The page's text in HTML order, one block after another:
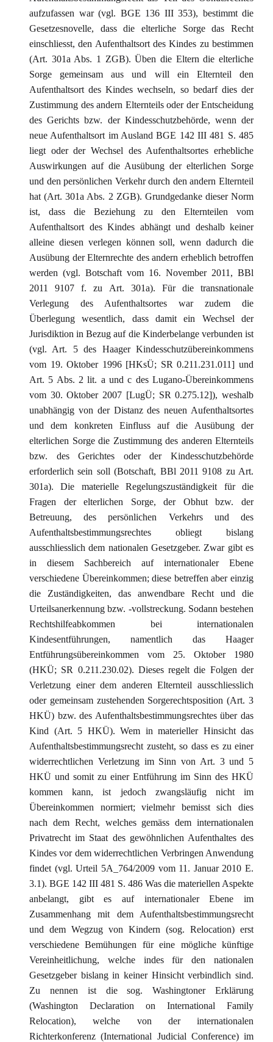
aufzufassen war (vgl. BGE 136 III 353), bestimmt die
Gesetzesnovelle, dass die elterliche Sorge das Recht
einschliesst, den Aufenthaltsort des Kindes zu bestimmen
(Art. 301a Abs. 1 ZGB). Üben die Eltern die elterliche
Sorge gemeinsam aus und will ein Elternteil den
Aufenthaltsort des Kindes wechseln, so bedarf dies der
Zustimmung des andern Elternteils oder der Entscheidung
des Gerichts bzw. der Kindesschutzbehörde, wenn der
neue Aufenthaltsort im Ausland BGE 142 III 481 S. 485
liegt oder der Wechsel des Aufenthaltsortes erhebliche
Auswirkungen auf die Ausübung der elterlichen Sorge
und den persönlichen Verkehr durch den andern Elternteil
hat (Art. 301a Abs. 2 ZGB). Grundgedanke dieser Norm
ist, dass die Beziehung zu den Elternteilen vom
Aufenthaltsort des Kindes abhängt und deshalb keiner
alleine diesen verlegen können soll, wenn dadurch die
Ausübung der Elternrechte des andern erheblich betroffen
werden (vgl. Botschaft vom 16. November 2011, BBl
2011 9107 f. zu Art. 301a). Für die transnationale
Verlegung des Aufenthaltsortes war zudem die
Überlegung wesentlich, dass damit ein Wechsel der
Jurisdiktion in Bezug auf die Kinderbelange verbunden ist
(vgl. Art. 5 des Haager Kindesschutzübereinkommens
vom 19. Oktober 1996 [HKsÜ; SR 0.211.231.011] und
Art. 5 Abs. 2 lit. a und c des Lugano-Übereinkommens
vom 30. Oktober 2007 [LugÜ; SR 0.275.12]), weshalb
unabhängig von der Distanz des neuen Aufenthaltsortes
und dem konkreten Einfluss auf die Ausübung der
elterlichen Sorge die Zustimmung des anderen Elternteils
bzw. des Gerichtes oder der Kindesschutzbehörde
erforderlich sein soll (Botschaft, BBl 2011 9108 zu Art.
301a). Die materielle Regelungszuständigkeit für die
Fragen der elterlichen Sorge, der Obhut bzw. der
Betreuung, des persönlichen Verkehrs und des
Aufenthaltsbestimmungsrechtes obliegt bislang
ausschliesslich dem nationalen Gesetzgeber. Zwar gibt es
in diesem Sachbereich auf internationaler Ebene
verschiedene Übereinkommen; diese betreffen aber einzig
die Zuständigkeiten, das anwendbare Recht und die
Urteilsanerkennung bzw. -vollstreckung. Sodann bestehen
Rechtshilfeabkommen bei internationalen
Kindesentführungen, namentlich das Haager
Entführungsübereinkommen vom 25. Oktober 1980
(HKÜ; SR 0.211.230.02). Dieses regelt die Folgen der
Verletzung einer dem anderen Elternteil ausschliesslich
oder gemeinsam zustehenden Sorgerechtsposition (Art. 3
HKÜ) bzw. des Aufenthaltsbestimmungsrechtes über das
Kind (Art. 5 HKÜ). Wem in materieller Hinsicht das
Aufenthaltsbestimmungsrecht zusteht, so dass es zu einer
widerrechtlichen Verletzung im Sinn von Art. 3 und 5
HKÜ und somit zu einer Entführung im Sinn des HKÜ
kommen kann, ist jedoch zwangsläufig nicht im
Übereinkommen normiert; vielmehr bemisst sich dies
nach dem Recht, welches gemäss dem internationalen
Privatrecht im Staat des gewöhnlichen Aufenthaltes des
Kindes vor dem widerrechtlichen Verbringen Anwendung
findet (vgl. Urteil 5A_764/2009 vom 11. Januar 2010 E.
3.1). BGE 142 III 481 S. 486 Was die materiellen Aspekte
anbelangt, gibt es auf internationaler Ebene im
Zusammenhang mit dem Aufenthaltsbestimmungsrecht
und dem Wegzug von Kindern (sog. Relocation) erst
verschiedene Bemühungen für eine mögliche künftige
Vereinheitlichung, welche indes für den nationalen
Gesetzgeber bislang in keiner Hinsicht verbindlich sind.
Zu nennen ist die sog. Washingtoner Erklärung
(Washington Declaration on International Family
Relocation), welche von der internationalen
Richterkonferenz (International Judicial Conference) im